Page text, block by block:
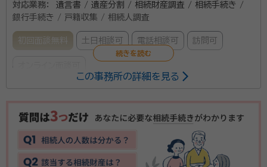
対応業務：
遺言書 / 遺産分割 / 相続財産調査 / 相続手続き /
銀行手続き / 戸籍収集 / 相続人調査
初回面談無料 土日相談可 電話相談可 訪問可
竹内 聡貴
行政書士
大阪市城東区出身、同志社大学経済学部卒、２０１９年行政書士登
録、開業前は製造業の経理・総務を務めていました。前職の知識を活かし
た法人サポート（会社設立や仕訳代行、補助金申請支援など）、遺言・相続・
成年後見業務、建設業許認可申請、外国人の就労ビザ取得支援などを行
この事務所の詳細を見る